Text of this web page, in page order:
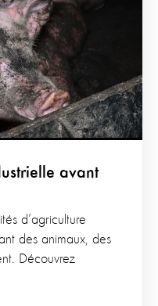
avant
d’agriculture
des animaux, des
Découvrez